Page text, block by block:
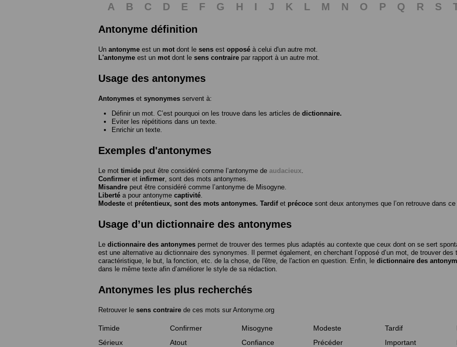
A B C D E F G H I J K L M N O P Q R S
Antonyme définition
Un antonyme est un mot dont le sens est opposé à celui d'un autre mot.
L'antonyme est un mot dont le sens contraire par rapport à un autre mot.
Usage des antonymes
Antonymes et synonymes servent à:
Définir un mot. C’est pourquoi on les trouve dans les articles de dictionnaire.
Eviter les répétitions dans un texte.
Enrichir un texte.
Exemples d'antonymes
Le mot timide peut être considéré comme l’antonyme de audacieux
Confirmer et infirmer , sont des mots antonymes.
Misandre peut être considéré comme l’antonyme de Misogyne
Liberté a pour antonyme captivité
Modeste et prétentieux, sont des mots antonymes. Tardifet précoce sont deux antonymes que l’on retrouve dans
Usage d’un dictionnaire des antonymes
Le dictionnaire des antonymes permet de trouver des termes plus adaptés au contexte que ceux dont on se sert
est une alternative au dictionnaire des synonymes. Il permet également, en cherchant l’opposé d’un mot, de trouver
caractéristique, le but, la fonction, etc. de la chose, de l'être, de l'action en question. Enfin, le dictionnaire des
dans le même texte afin d’améliorer le style de sa rédaction.
Antonymes les plus recherchés
Retrouver le sens contraire de ces mots sur Antonyme.org
Timide Confirmer Misogyne Modeste Tardif
Sérieux
Atout Confiance Précéder Important